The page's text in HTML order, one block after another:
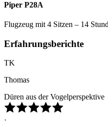
Piper P28A
Flugzeug mit 4 Sitzen – 14
Erfahrungsberichte
TK
Thomas
Düren aus der Vogelperspektive
·